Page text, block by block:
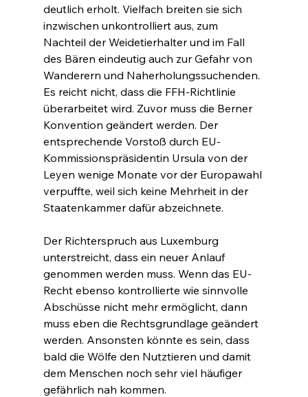
deutlich erholt. Vielfach breiten sie sich
inzwischen unkontrolliert aus, zum
Nachteil der Weidetierhalter und im Fall
des Bären eindeutig auch zur Gefahr von
Wanderern und Naherholungssuchenden.
Es reicht nicht, dass die FFH-Richtlinie
überarbeitet wird. Zuvor muss die Berner
Konvention geändert werden. Der
entsprechende Vorstoß durch EU-
Kommissionspräsidentin Ursula von der
Leyen wenige Monate vor der Europawahl
verpuffte, weil sich keine Mehrheit in der
Staatenkammer dafür abzeichnete.
Der Richterspruch aus Luxemburg
unterstreicht, dass ein neuer Anlauf
genommen werden muss. Wenn das EU-
Recht ebenso kontrollierte wie sinnvolle
Abschüsse nicht mehr ermöglicht, dann
muss eben die Rechtsgrundlage geändert
werden. Ansonsten könnte es sein, dass
bald die Wölfe den Nutztieren und damit
dem Menschen noch sehr viel häufiger
gefährlich nah kommen.